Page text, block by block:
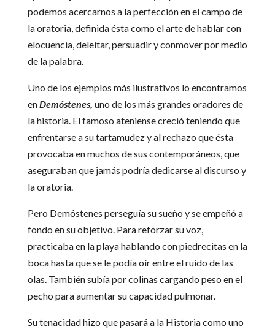
podemos acercarnos a la perfección en el campo de
la oratoria, definida ésta como el arte de hablar con
elocuencia, deleitar, persuadir y conmover por medio
de la palabra.
Uno de los ejemplos más ilustrativos lo encontramos
enDemóstenes, uno de los más grandes oradores de
la historia. El famoso ateniense creció teniendo que
enfrentarse a su tartamudez y al rechazo que ésta
provocaba en muchos de sus contemporáneos, que
aseguraban que jamás podría dedicarse al discurso y
la oratoria.
Pero Demóstenes perseguía su sueño y se empeñó a
fondo en su objetivo. Para reforzar su voz,
practicaba en la playa hablando con piedrecitas en la
boca hasta que se le podía oír entre el ruido de las
olas. También subía por colinas cargando peso en el
pecho para aumentar su capacidad pulmonar.
Su tenacidad hizo que pasará a la Historia como uno